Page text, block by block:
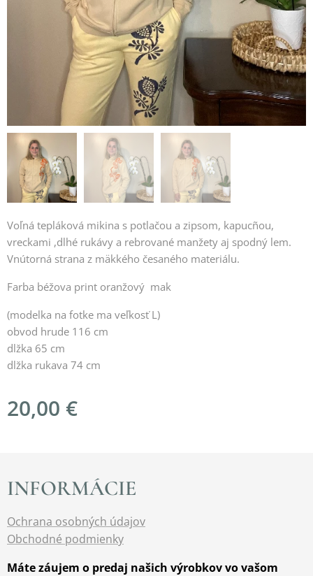
Voľná tepláková mikina s potlačou a zipsom, kapucñou,
vreckami ,dlhé rukávy a rebrované manžety aj spodný lem.
Vnútorná strana z mäkkého česaného materiálu.
Farba béžova print oranžový mak
(modelka na fotke ma veľkosť L)
obvod hrude 116 cm
dlžka 65 cm
dlžka rukava 74 cm
20,00 €
INFORMÁCIE
Ochrana osobných údajov
Obchodné podmienky
Máte záujem o predaj našich výrobkov vo vašom